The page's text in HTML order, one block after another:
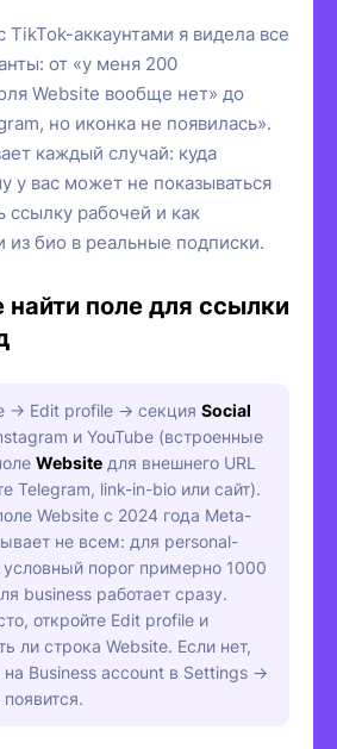
TikTok-аккаунтами я видела все
от «у меня 200
Website вообще нет» до
но иконка не появилась».
каждый случай: куда
у вас может не показываться
ссылку рабочей и как
из био в реальные подписки.
найти поле для ссылки
→ Edit profile → секция Social
и YouTube (встроенные
Website для внешнего URL
Telegram, link-in-bio или сайт).
Website с 2024 года Meta-
не всем: для personal-
условный порог примерно 1000
business работает сразу.
откройте Edit profile и
ли строка Website. Если нет,
на Business account в Settings →